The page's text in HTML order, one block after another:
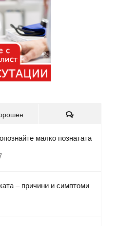
Коментари
малко познатата
– причини и симптоми